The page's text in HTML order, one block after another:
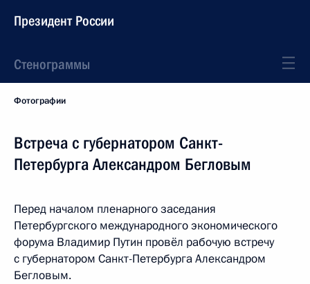
Президент России
Стенограммы
Фотографии
Встреча с губернатором Санкт-
Петербурга Александром Бегловым
Перед началом пленарного заседания
Петербургского международного экономического
форума Владимир Путин провёл рабочую встречу
с губернатором Санкт-Петербурга Александром
Бегловым.